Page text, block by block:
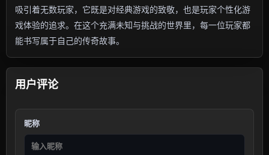
吸引着无数玩家，它既是对经典游戏的致敬，也是玩家个性化游
戏体验的追求。在这个充满未知与挑战的世界里，每一位玩家都
能书写属于自己的传奇故事。
用户评论
昵称